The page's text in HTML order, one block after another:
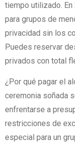
tiempo utilizado.
para grupos de
privacidad sin los
Puedes reservar
privados con total
¿Por qué pagar el
ceremonia soñada
enfrentarse a
restricciones de
especial para un